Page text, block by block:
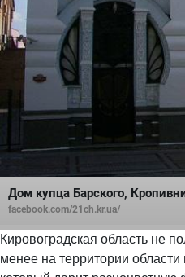
Дом купца Барского,
facebook.com/21ch.kr.ua/
Кировоградская область не
менее на территории